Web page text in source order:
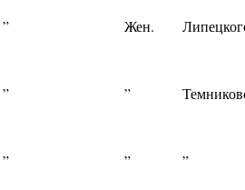
” Жен.
” ”
” ” ”